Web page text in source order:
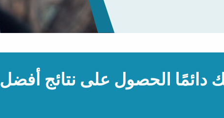
دائمًا الحصول على نتائج أفضل